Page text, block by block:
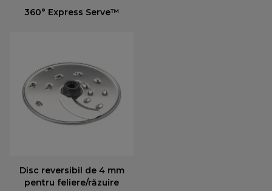
360° Express Serve™
Disc reversibil de 4 mm
pentru feliere/răzuire